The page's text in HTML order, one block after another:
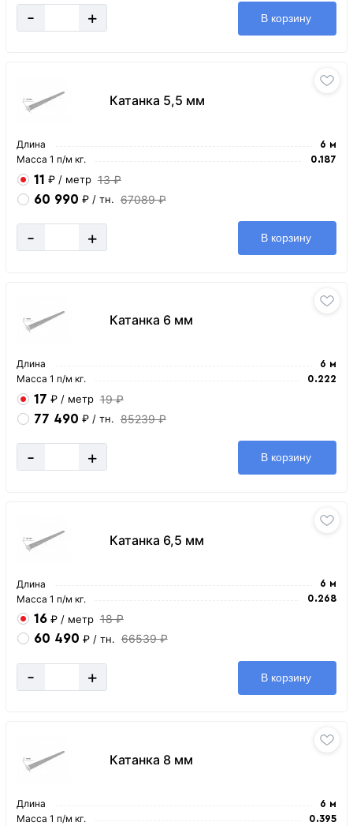
- + В корзину
Катанка 5,5 мм
Длина 6 м
Масса 1 п/м кг. 0.187
11 ₽ / метр 13 ₽
60 990 ₽ / тн. 67089 ₽
- + В корзину
Катанка 6 мм
Длина 6 м
Масса 1 п/м кг. 0.222
17 ₽ / метр 19 ₽
77 490 ₽ / тн. 85239 ₽
- + В корзину
Катанка 6,5 мм
Длина 6 м
Масса 1 п/м кг. 0.268
16 ₽ / метр 18 ₽
60 490 ₽ / тн. 66539 ₽
- + В корзину
Катанка 8 мм
Длина 6 м
Масса 1 п/м кг. 0.395